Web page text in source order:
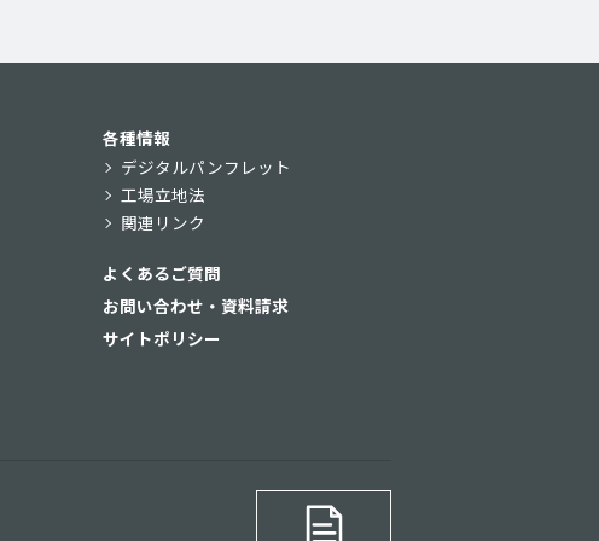
各種情報
デジタルパンフレット
工場立地法
関連リンク
よくあるご質問
お問い合わせ・資料請求
サイトポリシー